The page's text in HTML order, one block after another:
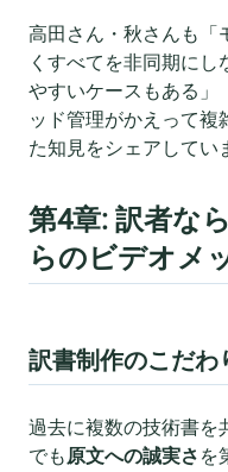
高田さん・秋さんも「
くすべてを非同期に
やすいケースもある」
ッド管理がかえって複
た知見をシェアしてい
第4章: 訳者な
らのビデオメ
訳書制作のこだわ
過去に複数の技術書を
でも原文への誠実さ を